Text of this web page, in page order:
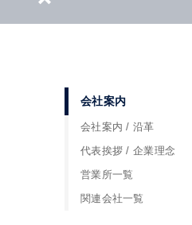
会社案内
会社案内 / 沿革
代表挨拶 / 企業理念
営業所一覧
関連会社一覧